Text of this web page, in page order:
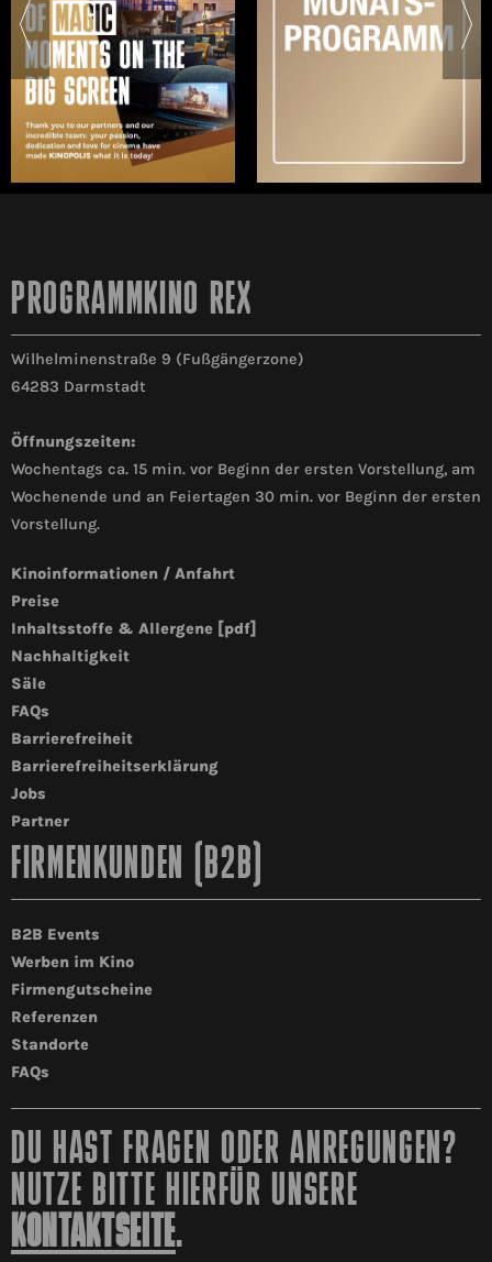
PROGRAMMKINO REX
Wilhelminenstraße 9 (Fußgängerzone)
64283 Darmstadt
Öffnungszeiten:
Wochentags ca. 15 min. vor Beginn der ersten Vorstellung, am
Wochenende und an Feiertagen 30 min. vor Beginn der ersten
Vorstellung.
Kinoinformationen / Anfahrt
Preise
Inhaltsstoffe & Allergene [pdf]
Nachhaltigkeit
Säle
FAQs
Barrierefreiheit
Barrierefreiheitserklärung
Jobs
Partner
FIRMENKUNDEN (B2B)
B2B Events
Werben im Kino
Firmengutscheine
Referenzen
Standorte
FAQs
DU HAST FRAGEN ODER ANREGUNGEN?
NUTZE BITTE HIERFÜR UNSERE
KONTAKTSEITE.